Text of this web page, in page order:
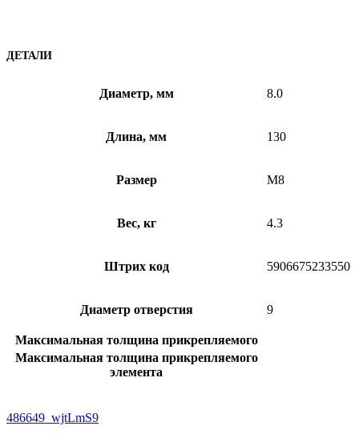
ДЕТАЛИ
Диаметр, мм 8.0
Длина, мм 130
Размер M8
Вес, кг 4.3
Штрих код 5906675233550
Диаметр отверстия 9
Максимальная толщина прикрепляемого
Максимальная толщина прикрепляемого
элемента
486649_wjtLmS9